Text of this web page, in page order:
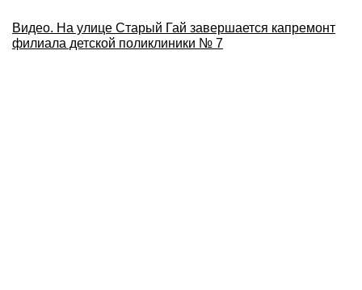
Видео. На улице Старый Гай завершается капремонт
филиала детской поликлиники № 7